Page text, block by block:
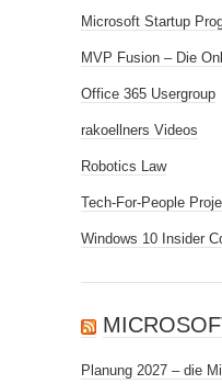
Microsoft Startup
MVP Fusion – Die
Office 365 Usergroup
rakoellners Videos
Robotics Law
Tech-For-People
Windows 10 Insider
Planung 2027 – die